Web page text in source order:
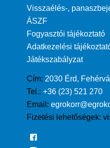
Visszaélés-,
ÁSZF
Fogyasztói tájékoztató
Adatkezelési
Játékszabályzat
Cím: 2030 Érd,
Tel.: +36 (23) 521 270
Email:
Fizetési lehetőségek: